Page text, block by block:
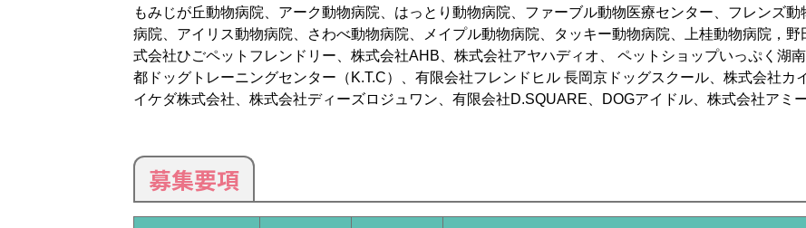
もみじが丘動物病院、アーク動物病院、はっとり動物病院、ファーブル動物医療センター、フレンズ
病院、アイリス動物病院、さわべ動物病院、メイプル動物病院、タッキー動物病院、上桂動物病院，
式会社ひごペットフレンドリー、株式会社AHB、株式会社アヤハディオ、 ペットショップいっぷく湖
都ドッグトレーニングセンター（K.T.C）、有限会社フレンドヒル 長岡京ドッグスクール、株式会社カ
イケダ株式会社、株式会社ディーズロジュワン、有限会社D.SQUARE、DOGアイドル、株式会社アミ
募集要項